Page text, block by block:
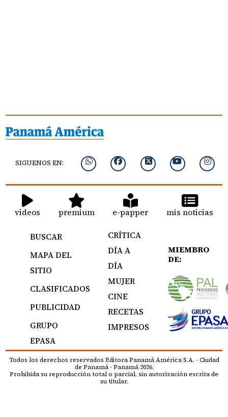
SIGUENOS EN:
videos premium e-papper mis noticias
BUSCAR
MAPA DEL
SITIO
CLASIFICADOS
PUBLICIDAD
GRUPO
EPASA
CRÍTICA
DÍA A
DÍA
MUJER
CINE
RECETAS
IMPRESOS
MIEMBRO
DE:
Todos los derechos reservados Editora Panamá América S.A. - Ciudad
de Panamá - Panamá 2026.
Prohibida su reproducción total o parcial, sin autorización escrita de
su titular.